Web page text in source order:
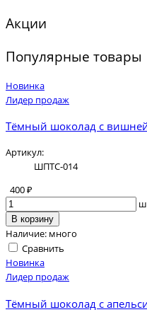
Акции
Популярные товары
Новинка
Лидер продаж
Тёмный шоколад с
Артикул:
ШПТС-014
400 ₽
В корзину
Наличие: много
Сравнить
Новинка
Лидер продаж
Тёмный шоколад с